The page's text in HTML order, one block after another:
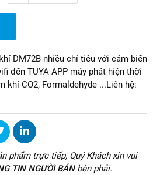
DM72B nhiều chỉ tiêu với cảm biến
đến TUYA APP máy phát hiện thời
khí CO2, Formaldehyde ...Liên hệ:
phẩm trực tiếp, Quý Khách xin vui
TIN NGƯỜI BÁNbên phải.